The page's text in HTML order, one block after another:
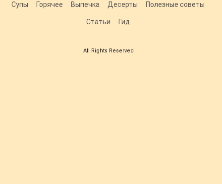
Супы Горячее Выпечка Десерты Полезные советы
Статьи Гид
All Rights Reserved